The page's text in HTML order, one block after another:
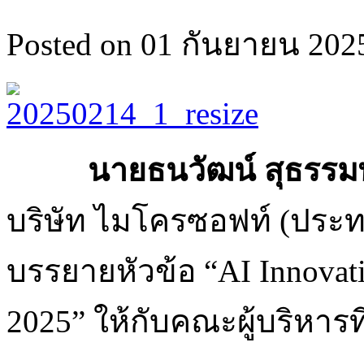
Posted on 01 กันยายน
นายธนวัฒน์ สุธรรม
บริษัท ไมโครซอฟท์ (ประ
บรรยายหัวข้อ “AI
2025” ให้กับคณะผู้บริหา